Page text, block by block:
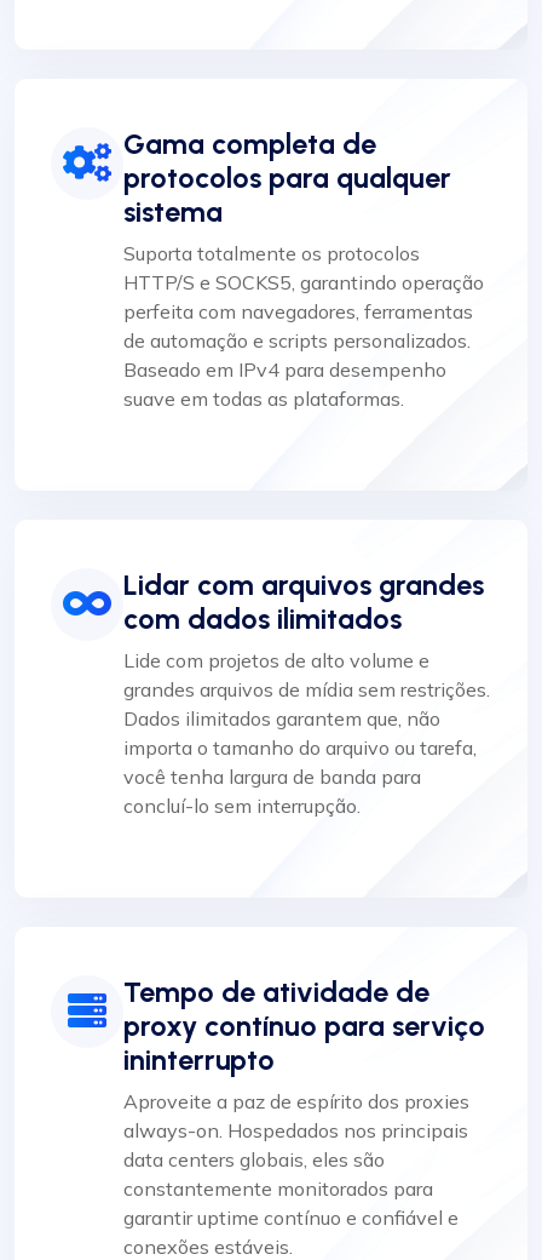
Gama completa de
protocolos para qualquer
sistema
Suporta totalmente os protocolos
HTTP/S e SOCKS5, garantindo operação
perfeita com navegadores, ferramentas
de automação e scripts personalizados.
Baseado em IPv4 para desempenho
suave em todas as plataformas.
Lidar com arquivos grandes
com dados ilimitados
Lide com projetos de alto volume e
grandes arquivos de mídia sem restrições.
Dados ilimitados garantem que, não
importa o tamanho do arquivo ou tarefa,
você tenha largura de banda para
concluí-lo sem interrupção.
Tempo de atividade de
proxy contínuo para serviço
ininterrupto
Aproveite a paz de espírito dos proxies
always-on. Hospedados nos principais
data centers globais, eles são
constantemente monitorados para
garantir uptime contínuo e confiável e
conexões estáveis.